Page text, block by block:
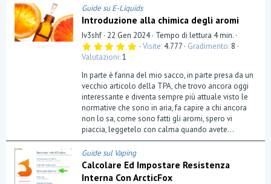
Guide su E-Liquids
Introduzione alla chimica degli aromi
Iv3shf 22 Gen 2024 Tempo di lettura 4 min.
5
0
s
t
e
l
l
a
(
e
)
Visite 4.777 Gradimento 8
Valutazioni 1
In parte è farina del mio sacco, in parte presa da un
vecchio articolo della TPA, che trovo ancora oggi
interessante e diventa sempre più attuale visto le
normative che sono in aria, fa capire a chi ancora
non lo sa, come sono fatti gli aromi, spero vi
piaccia, leggetelo con calma quando avete...
Guide sul Vaping
Calcolare Ed Impostare Resistenza
Interna Con ArcticFox